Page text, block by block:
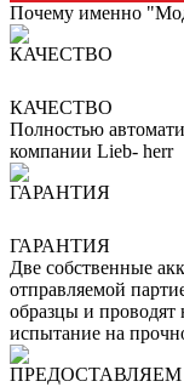
Почему именно
КАЧЕСТВО
Полностью
компании Lieb- herr
ГАРАНТИЯ
Две собственные
отправляемой
образцы и проводят
испытание на